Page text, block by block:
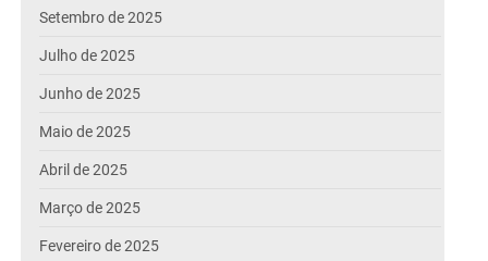
Setembro de 2025
Julho de 2025
Junho de 2025
Maio de 2025
Abril de 2025
Março de 2025
Fevereiro de 2025